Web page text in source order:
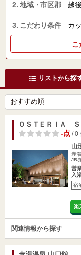
2. 地域・市区郡 越
3. こだわり条件 カ
こ
リストから探
ＯＳＴＥＲＩＡ Ｓ
-点/ 0
山
赤
JR
営
入
宿
楽
関連情報から探す